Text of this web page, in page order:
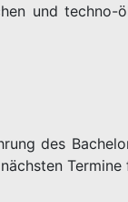
und techno-
des
Termine